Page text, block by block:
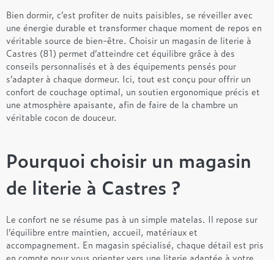
Bien dormir, c’est profiter de nuits paisibles, se réveiller avec
une énergie durable et transformer chaque moment de repos en
véritable source de bien-être. Choisir un magasin de literie à
Castres (81) permet d’atteindre cet équilibre grâce à des
conseils personnalisés et à des équipements pensés pour
s’adapter à chaque dormeur. Ici, tout est conçu pour offrir un
confort de couchage optimal, un soutien ergonomique précis et
une atmosphère apaisante, afin de faire de la chambre un
véritable cocon de douceur.
Pourquoi choisir un magasin
de literie à Castres ?
Le confort ne se résume pas à un simple matelas. Il repose sur
l’équilibre entre maintien, accueil, matériaux et
accompagnement. En magasin spécialisé, chaque détail est pris
en compte pour vous orienter vers une literie adaptée à votre